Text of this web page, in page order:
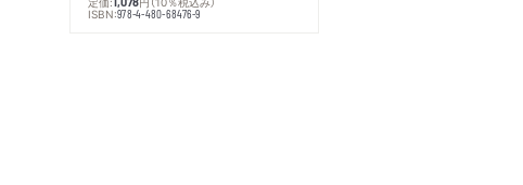
ISBN:978-4-480-68476-9